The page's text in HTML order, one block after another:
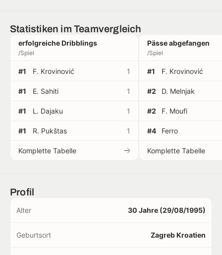
Statistiken im Teamvergleich
erfolgreiche Dribblings
/Spiel
#1 F. Krovinović 1
#1 E. Sahiti 1
#1 L. Dajaku 1
#1 R. Pukštas 1
Komplette Tabelle
Pässe abgefangen
/Spiel
#1 F. Krovinović
#2 D. Melnjak
#2 F. Moufi
#4 Ferro
Komplette Tabelle
Profil
Alter 30 Jahre (29/08/1995)
Geburtsort Zagreb Kroatien